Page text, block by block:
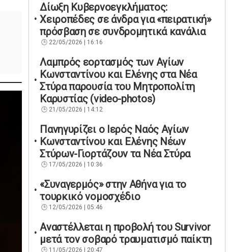
Δίωξη Κυβερνοεγκλήματος:
Χειροπέδες σε άνδρα για «πειρατική»
πρόσβαση σε συνδρομητικά κανάλια
22/05/2026 | 16:16
Λαμπρός εορτασμός των Αγίων
Κωνσταντίνου και Ελένης στα Νέα
Στύρα παρουσία του Μητροπολίτη
Καρυστίας (video-photos)
21/05/2026 | 14:12
Πανηγυρίζει ο Ιερός Ναός Αγίων
Κωνσταντίνου και Ελένης Νέων
Στύρων-Γιορτάζουν τα Νέα Στύρα
17/05/2026 | 10:36
«Συναγερμός» στην Αθήνα για το
τουρκικό νομοσχέδιο
12/05/2026 | 05:46
Αναστέλλεται η προβολή του Survivor
μετά τον σοβαρό τραυματισμό παίκτη
11/05/2026 | 20:47